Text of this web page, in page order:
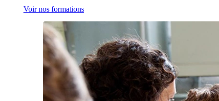
Voir nos formations